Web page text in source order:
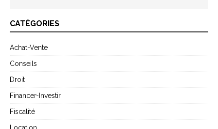
CATÉGORIES
Achat-Vente
Conseils
Droit
Financer-Investir
Fiscalité